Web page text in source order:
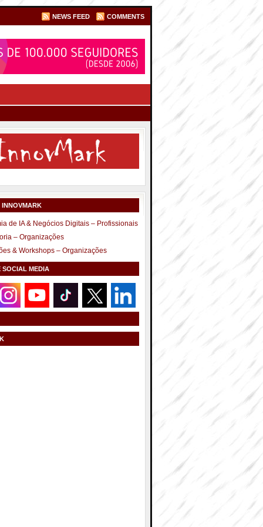
NEWS FEED COMMENTS
INNOVMARK
de IA & Negócios Digitais – Profissionais
– Organizações
& Workshops – Organizações
SOCIAL MEDIA